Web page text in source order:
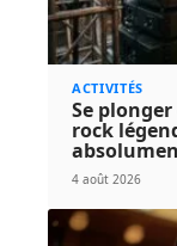
ACTIVITÉS
Se
rock
4 août 2026